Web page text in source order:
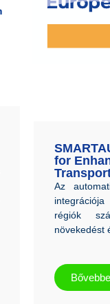
for
Az
régiók
növekedést